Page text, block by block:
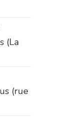
(La
(rue